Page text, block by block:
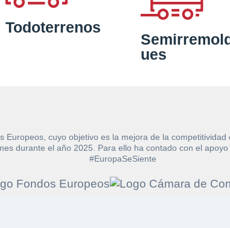
Todoterrenos
ues
cuyo objetivo es la mejora de la
durante el año 2025. Para ello ha contado con el
#EuropaSeSiente